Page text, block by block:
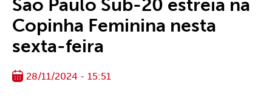
São Paulo Sub-20 estreia na
Copinha Feminina nesta
sexta-feira
28/11/2024 - 15:51